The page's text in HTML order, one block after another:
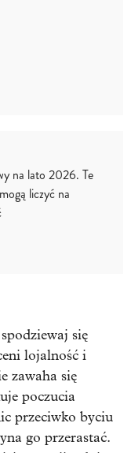
na lato 2026. Te
liczyć na
się
lojalność i
zawaha się
poczucia
przeciwko byciu
go przerastać.